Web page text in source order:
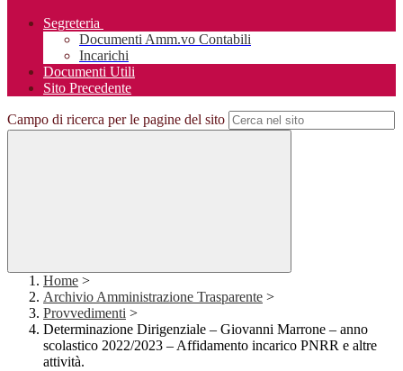
Segreteria
Documenti Amm.vo Contabili
Incarichi
Documenti Utili
Sito Precedente
Campo di ricerca per le pagine del sito
Home >
Archivio Amministrazione Trasparente >
Provvedimenti >
Determinazione Dirigenziale – Giovanni Marrone – anno
scolastico 2022/2023 – Affidamento incarico PNRR e altre
attività.